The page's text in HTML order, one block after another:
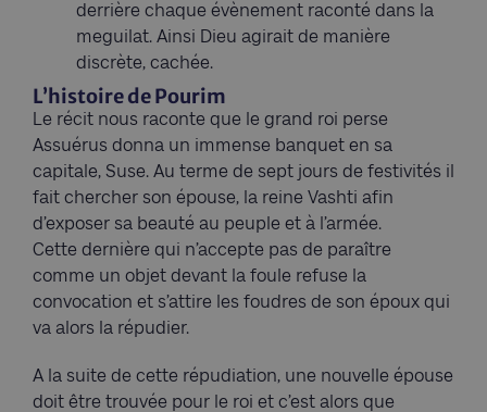
derrière chaque évènement raconté dans la
meguilat. Ainsi Dieu agirait de manière
discrète, cachée.
L’histoire de Pourim
Le récit nous raconte que le grand roi perse
Assuérus donna un immense banquet en sa
capitale, Suse. Au terme de sept jours de festivités il
fait chercher son épouse, la reine Vashti afin
d’exposer sa beauté au peuple et à l’armée.
Cette dernière qui n’accepte pas de paraître
comme un objet devant la foule refuse la
convocation et s’attire les foudres de son époux qui
va alors la répudier.
A la suite de cette répudiation, une nouvelle épouse
doit être trouvée pour le roi et c’est alors que